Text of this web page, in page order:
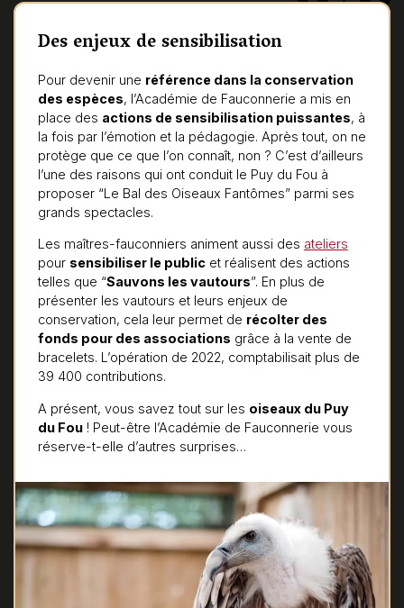
Des enjeux de sensibilisation
Pour devenir une référence dans la conservation
des espèces, l’Académie de Fauconnerie a mis en
place des actions de sensibilisation puissantes, à
la fois par l’émotion et la pédagogie. Après tout, on ne
protège que ce que l’on connaît, non ? C’est d’ailleurs
l’une des raisons qui ont conduit le Puy du Fou à
proposer “Le Bal des Oiseaux Fantômes” parmi ses
grands spectacles.
Les maîtres-fauconniers animent aussi des ateliers
pour sensibiliser le publicet réalisent des actions
telles que “Sauvons les vautours”. En plus de
présenter les vautours et leurs enjeux de
conservation, cela leur permet de récolter des
fonds pour des associations grâce à la vente de
bracelets. L’opération de 2022, comptabilisait plus de
39 400 contributions.
A présent, vous savez tout sur les oiseaux du Puy
du Fou! Peut-être l’Académie de Fauconnerie vous
réserve-t-elle d’autres surprises…